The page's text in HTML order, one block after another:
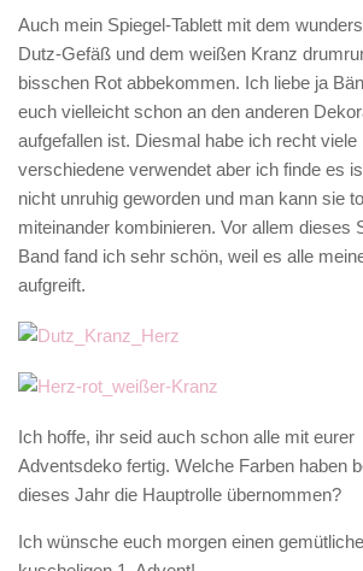
Auch mein Spiegel-Tablett mit dem
Dutz-Gefäß und dem weißen Kranz
bisschen Rot abbekommen. Ich liebe ja
euch vielleicht schon an den anderen
aufgefallen ist. Diesmal habe ich recht viele
verschiedene verwendet aber ich finde es
nicht unruhig geworden und man kann sie
miteinander kombinieren. Vor allem dieses
Band fand ich sehr schön, weil es alle
aufgreift.
Ich hoffe, ihr seid auch schon alle mit eurer
Adventsdeko fertig. Welche Farben haben
dieses Jahr die Hauptrolle übernommen?
Ich wünsche euch morgen einen